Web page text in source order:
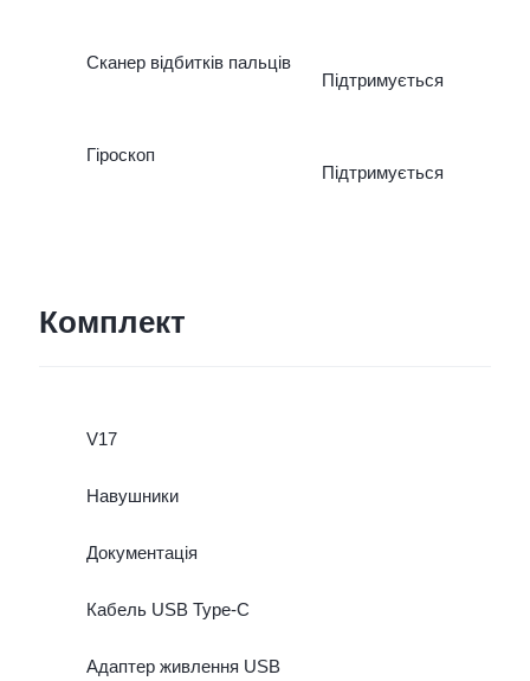
Сканер відбитків пальців
Підтримується
Гіроскоп
Підтримується
Комплект
V17
Навушники
Документація
Кабель USВ Type-C
Адаптер живлення USB